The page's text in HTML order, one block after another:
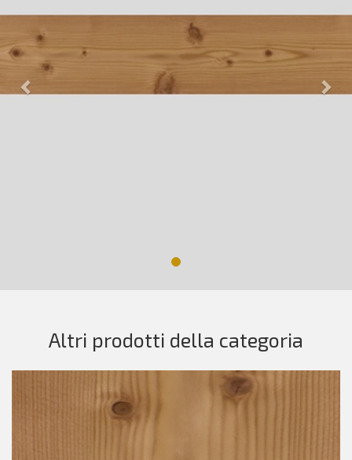
Altri prodotti della categoria